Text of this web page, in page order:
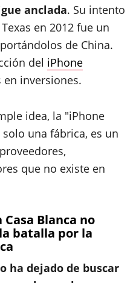
anclada. Su intento
en 2012 fue un
de China.
del iPhone
inversiones.
idea, la "iPhone
una fábrica, es un
que no existe en
Blanca no
batalla por la
ha dejado de buscar